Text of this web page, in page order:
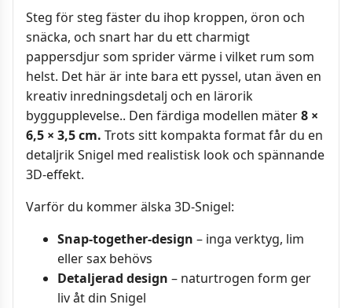
Steg för steg fäster du ihop kroppen, öron och
snäcka, och snart har du ett charmigt
pappersdjur som sprider värme i vilket rum som
helst. Det här är inte bara ett pyssel, utan även en
kreativ inredningsdetalj och en lärorik
byggupplevelse.. Den färdiga modellen mäter8 ×
6,5 × 3,5 cm. Trots sitt kompakta format får du en
detaljrik Snigel med realistisk look och spännande
3D-effekt.
Varför du kommer älska 3D-Snigel:
Snap-together-design – inga verktyg, lim
eller sax behövs
Detaljerad design – naturtrogen form ger
liv åt din Snigel